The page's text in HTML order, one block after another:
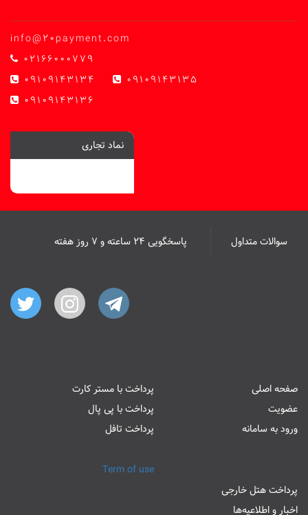
info@20payment.com
02166000779
09109143134
09109143135
09109143136
نماد تجاری
سوالات متداول پاسخگویی ۲۴ ساعته و ۷ روز هفته
صفحه اصلی
عضویت
ورود به سامانه
پرداخت با مستر کارت
پرداخت با پی پال
پرداخت تافل
پرداخت هتل خارجی
اخبار و اطلاعیه‌ها
Term of use